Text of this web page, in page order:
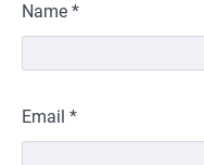
Name *
Email *